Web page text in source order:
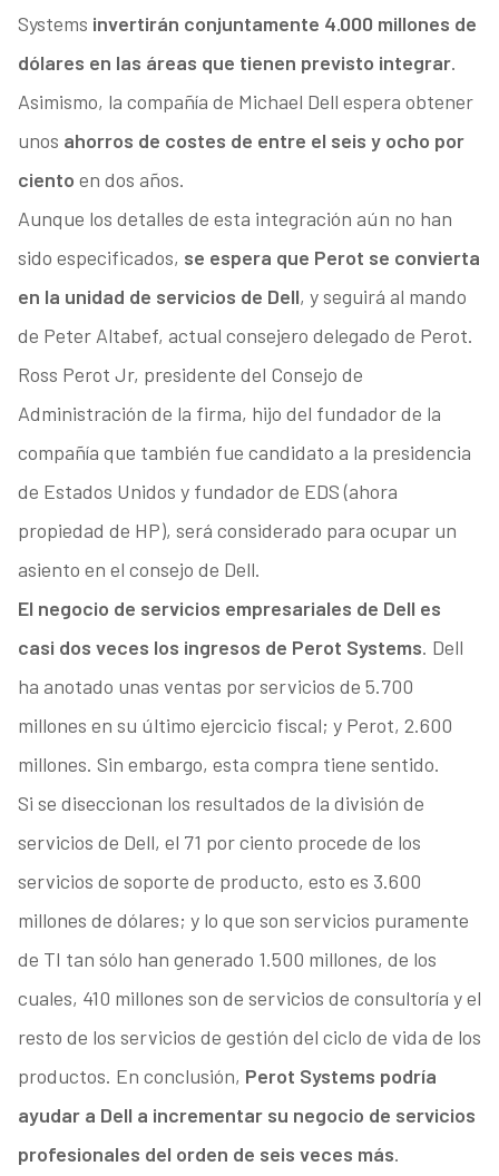
Systems invertirán conjuntamente 4.000 millones de
dólares en las áreas que tienen previsto integrar.
Asimismo, la compañía de Michael Dell espera obtener
unos ahorros de costes de entre el seis y ocho por
ciento en dos años.
Aunque los detalles de esta integración aún no han
sido especificados, se espera que Perot se convierta
en la unidad de servicios de Dell, y seguirá al mando
de Peter Altabef, actual consejero delegado de Perot.
Ross Perot Jr, presidente del Consejo de
Administración de la firma, hijo del fundador de la
compañía que también fue candidato a la presidencia
de Estados Unidos y fundador de EDS (ahora
propiedad de HP), será considerado para ocupar un
asiento en el consejo de Dell.
El negocio de servicios empresariales de Dell es
casi dos veces los ingresos de Perot Systems. Dell
ha anotado unas ventas por servicios de 5.700
millones en su último ejercicio fiscal; y Perot, 2.600
millones. Sin embargo, esta compra tiene sentido.
Si se diseccionan los resultados de la división de
servicios de Dell, el 71 por ciento procede de los
servicios de soporte de producto, esto es 3.600
millones de dólares; y lo que son servicios puramente
de TI tan sólo han generado 1.500 millones, de los
cuales, 410 millones son de servicios de consultoría y el
resto de los servicios de gestión del ciclo de vida de los
productos. En conclusión, Perot Systems podría
ayudar a Dell a incrementar su negocio de servicios
profesionales del orden de seis veces más.